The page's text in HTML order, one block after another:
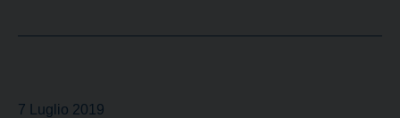
7 Luglio 2019